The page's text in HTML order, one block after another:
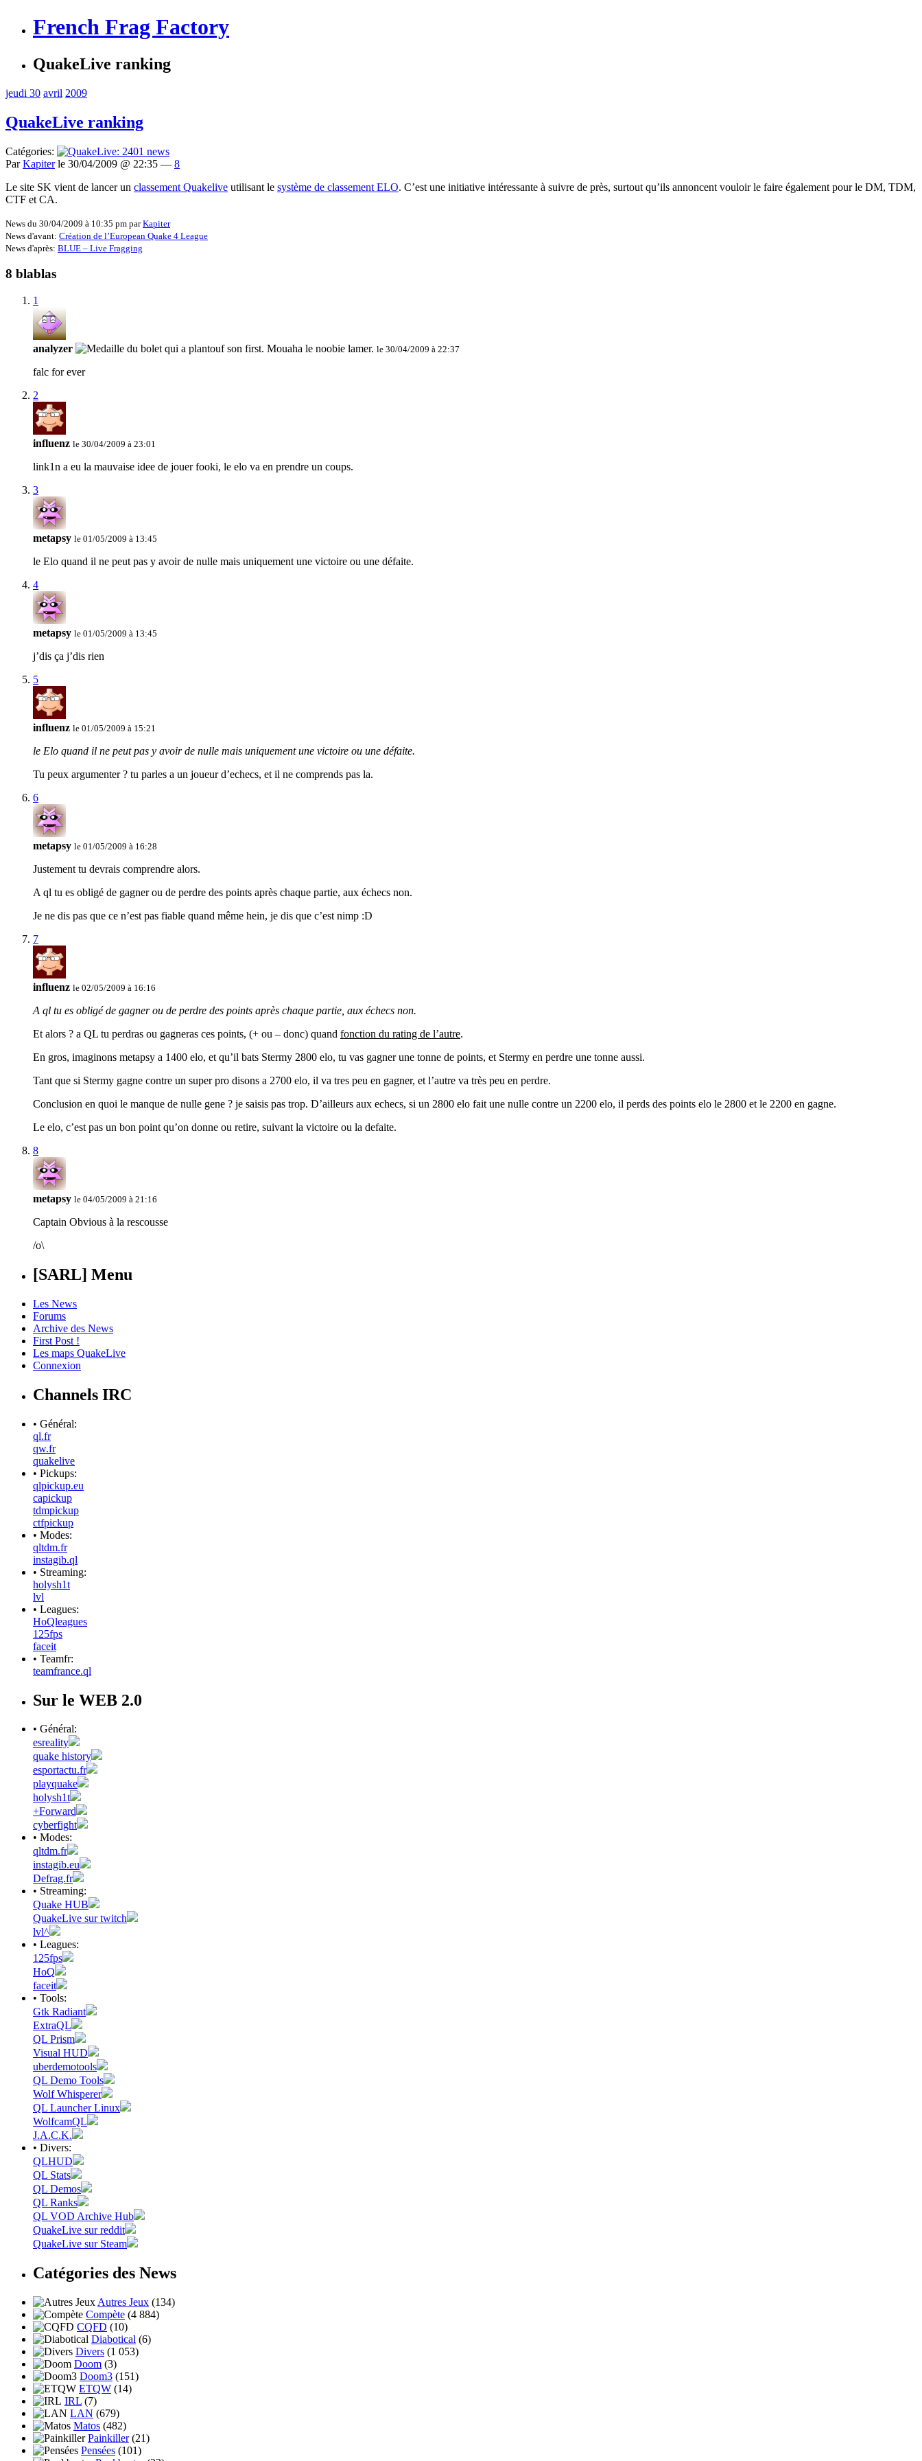
French Frag Factory
QuakeLive ranking
jeudi 30 avril 2009
QuakeLive ranking
Catégories:
ParKapiterle 30/04/2009 @ 22:35 — 8
Le site SK vient de lancer un classement Quakelive utilisant le système de classement ELO. C’est une initiative intéressante à suivre de près, surtout qu’ils annoncent vouloir le faire également pour le DM, TDM,
CTF et CA.
News du 30/04/2009 à 10:35 pm parKapiter
News d'avant: Création de l’European Quake 4 League
News d'après: BLUE – Live Fragging
8 blablas
1
analyzer le 30/04/2009 à 22:37
falc for ever
2
influenz le 30/04/2009 à 23:01
link1n a eu la mauvaise idee de jouer fooki, le elo va en prendre un coups.
3
metapsy le 01/05/2009 à 13:45
le Elo quand il ne peut pas y avoir de nulle mais uniquement une victoire ou une défaite.
4
metapsy le 01/05/2009 à 13:45
j’dis ça j’dis rien
5
influenz le 01/05/2009 à 15:21
le Elo quand il ne peut pas y avoir de nulle mais uniquement une victoire ou une défaite.
Tu peux argumenter ? tu parles a un joueur d’echecs, et il ne comprends pas la.
6
metapsy le 01/05/2009 à 16:28
Justement tu devrais comprendre alors.
A ql tu es obligé de gagner ou de perdre des points après chaque partie, aux échecs non.
Je ne dis pas que ce n’est pas fiable quand même hein, je dis que c’est nimp :D
7
influenz le 02/05/2009 à 16:16
A ql tu es obligé de gagner ou de perdre des points après chaque partie, aux échecs non.
Et alors ? a QL tu perdras ou gagneras ces points, (+ ou – donc) quand fonction du rating de l’autre.
En gros, imaginons metapsy a 1400 elo, et qu’il bats Stermy 2800 elo, tu vas gagner une tonne de points, et Stermy en perdre une tonne aussi.
Tant que si Stermy gagne contre un super pro disons a 2700 elo, il va tres peu en gagner, et l’autre va très peu en perdre.
Conclusion en quoi le manque de nulle gene ? je saisis pas trop. D’ailleurs aux echecs, si un 2800 elo fait une nulle contre un 2200 elo, il perds des points elo le 2800 et le 2200 en gagne.
Le elo, c’est pas un bon point qu’on donne ou retire, suivant la victoire ou la defaite.
8
metapsy le 04/05/2009 à 21:16
Captain Obvious à la rescousse
/o\
[SARL] Menu
Les News
Forums
Archive des News
First Post !
Les maps QuakeLive
Connexion
Channels IRC
• Général:
ql.fr
qw.fr
quakelive
• Pickups:
qlpickup.eu
capickup
tdmpickup
ctfpickup
• Modes:
qltdm.fr
instagib.ql
• Streaming:
holysh1t
lvl
• Leagues:
HoQleagues
125fps
faceit
• Teamfr:
teamfrance.ql
Sur le WEB 2.0
• Général:
esreality
quake history
esportactu.fr
playquake
holysh1t
+Forward
cyberfight
• Modes:
qltdm.fr
instagib.eu
Defrag.fr
• Streaming:
Quake HUB
QuakeLive sur twitch
lvl^
• Leagues:
125fps
HoQ
faceit
• Tools:
Gtk Radiant
ExtraQL
QL Prism
Visual HUD
uberdemotools
QL Demo Tools
Wolf Whisperer
QL Launcher Linux
WolfcamQL
J.A.C.K.
• Divers:
QLHUD
QL Stats
QL Demos
QL Ranks
QL VOD Archive Hub
QuakeLive sur reddit
QuakeLive sur Steam
Catégories des News
Autres Jeux (134)
Compète (4 884)
CQFD (10)
Diabotical (6)
Divers (1 053)
Doom (3)
Doom3 (151)
ETQW (14)
IRL (7)
LAN (679)
Matos (482)
Painkiller(21)
Pensées (101)